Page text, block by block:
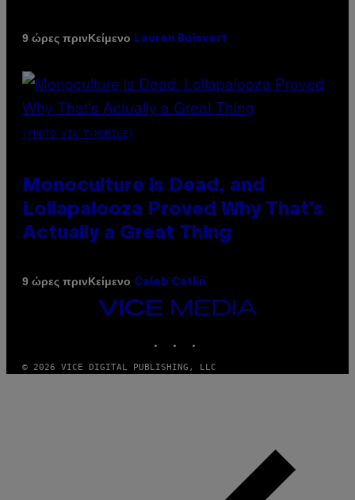
9 ώρες πρινΚείμενο Lauren Boisvert
(PHOTO VIA T-MOBILE)
Monoculture is Dead, and
Lollapalooza Proved Why That’s
Actually a Great Thing
9 ώρες πρινΚείμενο Caleb Catlin
VICE
MEDIA
© 2026 VICE DIGITAL PUBLISHING, LLC